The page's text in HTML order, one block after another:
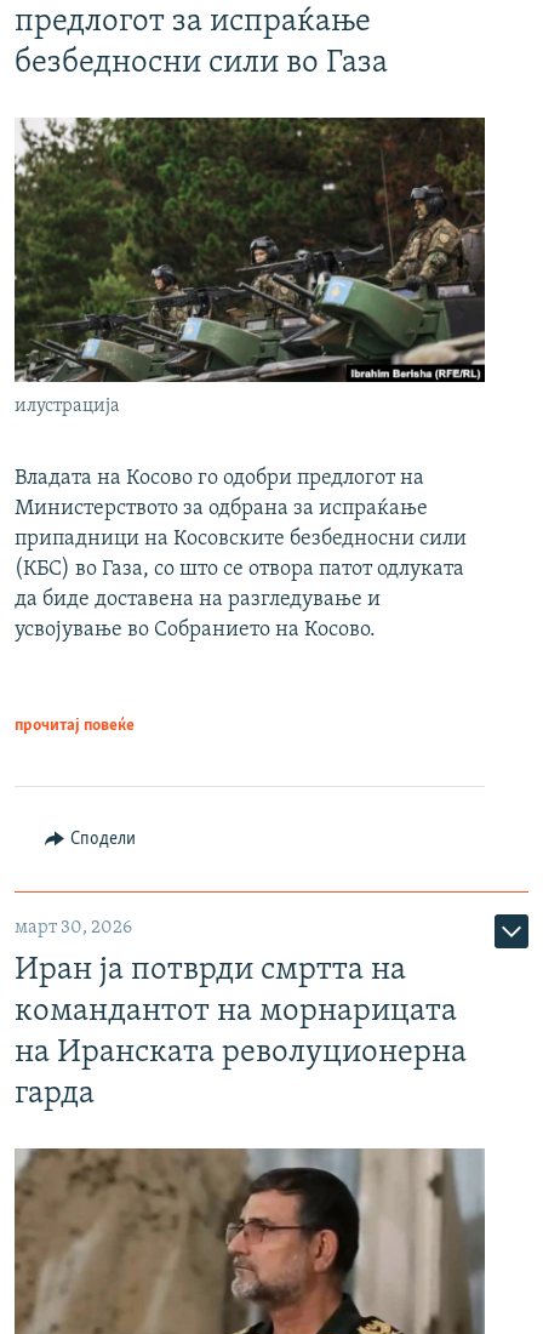
предлогот за испраќање
безбедносни сили во Газа
илустрација
Владата на Косово го одобри предлогот на
Министерството за одбрана за испраќање
припадници на Косовските безбедносни сили
(КБС) во Газа, со што се отвора патот одлуката
да биде доставена на разгледување и
усвојување во Собранието на Косово.
прочитај повеќе
Сподели
март 30, 2026
Иран ја потврди смртта на
командантот на морнарицата
на Иранската револуционерна
гарда